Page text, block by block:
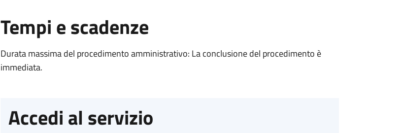
Tempi e scadenze
Durata massima del procedimento amministrativo: La conclusione del procedimento è
immediata.
Accedi al servizio